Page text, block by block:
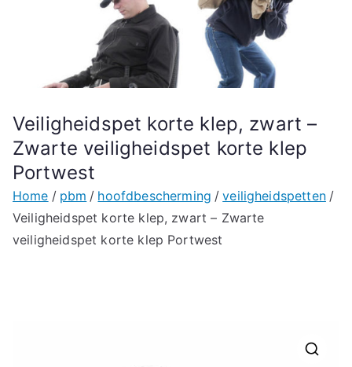
Veiligheidspet korte klep, zwart –
Zwarte veiligheidspet korte klep
Portwest
Home pbm hoofdbescherming
veiligheidspetten
Veiligheidspet korte klep, zwart – Zwarte
veiligheidspet korte klep Portwest